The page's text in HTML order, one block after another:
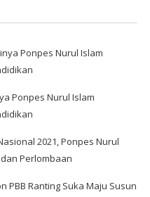
Ponpes Nurul Islam
Ponpes Nurul Islam
2021, Ponpes Nurul
Perlombaan
PBB Ranting Suka Maju Susun